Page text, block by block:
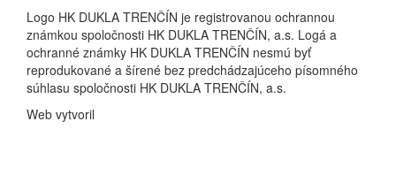
Logo HK DUKLA TRENČÍN je registrovanou ochrannou
známkou spoločnosti HK DUKLA TRENČÍN, a.s. Logá a
ochranné známky HK DUKLA TRENČÍN nesmú byť
reprodukované a šírené bez predchádzajúceho písomného
súhlasu spoločnosti HK DUKLA TRENČÍN, a.s.
Web vytvoril